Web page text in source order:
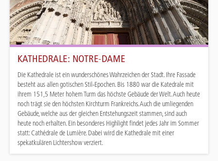
KATHEDRALE: NOTRE-DAME
Die Kathedrale ist ein wunderschönes Wahrzeichen der Stadt. Ihre Fassade
besteht aus allen gotischen Stil-Epochen. Bis 1880 war die Katedrale mit
ihrem 151,5 Meter hohem Turm das höchste Gebäude der Welt. Auch heute
noch trägt sie den höchsten Kirchturm Frankreichs. Auch die umliegenden
Gebäude, welche aus der gleichen Entstehungszeit stammen, sind auch
heute noch erhalten. Ein besonderes Highlight findet jedes Jahr im Sommer
statt: Cathédrale de Lumière. Dabei wird die Kathedrale mit einer
spekatkulären Lichtershow verziert.